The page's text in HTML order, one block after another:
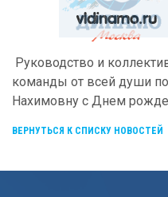
Руководство и
команды от всей души
Нахимовну с Днем
ВЕРНУТЬСЯ К СПИСКУ НОВОСТЕЙ